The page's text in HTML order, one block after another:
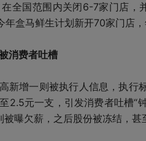
全国范围内关闭6-7家门店，
盒马鲜生计划新开70家门店
消费者吐槽
新增一则被执行人信息，执行
2.5元一支，引发消费者吐槽“
曝欠薪，之后股份被冻结，甚